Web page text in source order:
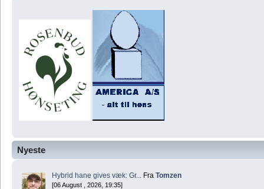
Nyeste
Hybrid hane gives væk: Gr... Fra Tomzen
[06 August , 2026, 19:35]